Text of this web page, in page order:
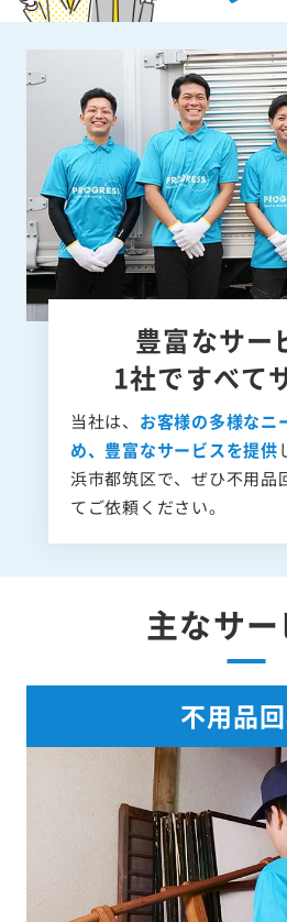
豊富なサー
1社ですべて
当社は、 お客様の多様なニ
め、豊富なサービスを提供
浜市都筑区で、ぜひ不用品
てご依頼ください。
主なサ
不用品